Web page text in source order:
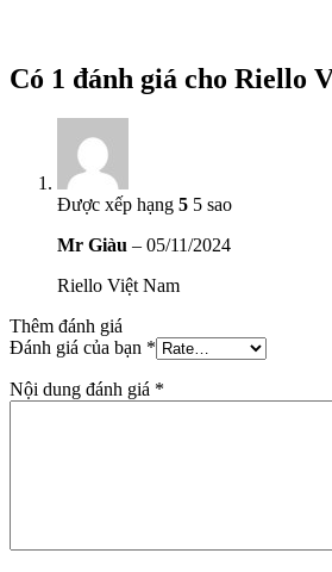
Có 1 đánh giá cho Riello
Được xếp hạng 5 5 sao
Mr Giàu – 05/11/2024
Riello Việt Nam
Thêm đánh giá
Đánh giá của bạn *
Nội dung đánh giá *